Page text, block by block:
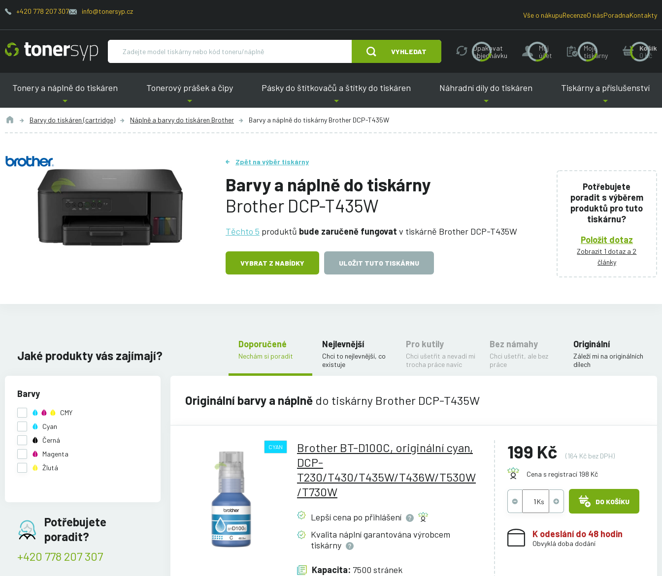
+420 778 207 307 info@tonersyp.cz Vše o nákupuRecenzeO násPoradnaKontakty
VYHLEDAT
Opakovat
objednávku
Můj
účet
Moje
tiskárny
Košík
0 Kč
Tonery a náplně do tiskáren Tonerový prášek a čipy Pásky do štítkovačů a štítky do tiskáren Náhradní díly do tiskáren Tiskárny a příslušenství
Barvy do tiskáren (cartridge) Náplně a barvy do tiskáren Brother Barvy a náplně do tiskárny Brother DCP-T435W
Zpět na výběr tiskárny
Barvy a náplně do tiskárny
Brother DCP-T435W
Těchto 5 produktů bude zaručeně fungovat v tiskárně Brother DCP-T435W
VYBRAT Z NABÍDKY ULOŽIT TUTO TISKÁRNU
Potřebujete
poradit s výběrem
produktů pro tuto
tiskárnu?
Položit dotaz
Zobrazit 1 dotaz a 2
články
Jaké produkty vás zajímají?
Barvy
CMY
Cyan
Černá
Magenta
Žlutá
Potřebujete
poradit?
+420 778 207 307
Doporučené
Nechám si poradit
Nejlevnější
Chci to nejlevnější, co
existuje
Pro kutily
Chci ušetřit a nevadí mi
trocha práce navíc
Bez námahy
Chci ušetřit, ale bez
práce
Originální
Záleží mi na originálních
dílech
Originální barvy a náplně do tiskárny Brother DCP-T435W
CYAN
Brother BT-D100C, originální cyan,
DCP-
T230/T430/T435W/T436W/T530W
/T730W
Lepší cena po přihlášení
Kvalita náplní garantována výrobcem
tiskárny
Kapacita: 7500 stránek
199 Kč (164 Kč bez DPH)
Cena s registrací 198 Kč
DO KOŠÍKU
K odeslání do 48 hodin
Obvyklá doba dodání